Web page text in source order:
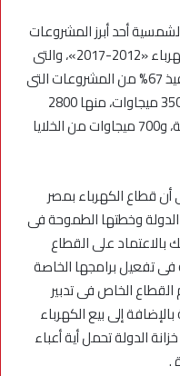
أحد أبرز المشروعات
القائمة ضمن الخطة الخمسية لوزارة الكهرباء «2012-2017»، والتى
تستهدف مشاركة القطاع الخاص فى تنفيذ 67% من المشروعات التى
وضعها قطاع الكهرباء لإضافة حوالى 3500 ميجاوات، منها 2800
ميجاوات بتكنولوجيات المركزات الشمسية، و700 ميجاوات من الخلايا
أن قطاع الكهرباء بمصر
وخطتها الطموحة فى
بالاعتماد على القطاع
فى تفعيل برامجها الخاصة
الخاص فى تدبير
إلى بيع الكهرباء
الدولة تحمل أية أعباء
.